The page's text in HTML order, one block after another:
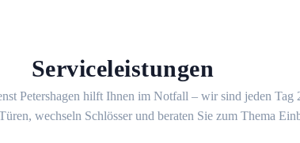
Serviceleistungen
Petershagen hilft Ihnen im Notfall – wir sind jeden Tag
wechseln Schlösser und beraten Sie zum Thema